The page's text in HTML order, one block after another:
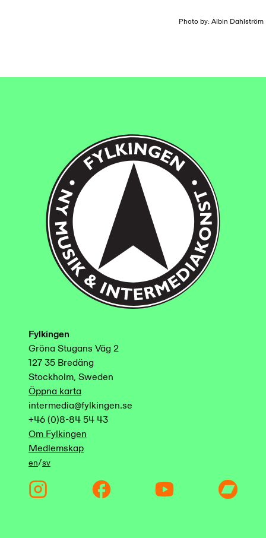
Photo by: Albin Dahlström
Fylkingen
Gröna Stugans Väg 2
127 35 Bredäng
Stockholm, Sweden
Öppna karta
intermedia@fylkingen.se
+46 (0)8-84 54 43
Om Fylkingen
Medlemskap
en/sv